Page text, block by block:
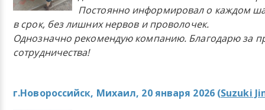
Постоянно информировал о каждом
в срок, без лишних нервов и проволочек.
Однозначно рекомендую компанию. Благодарю за
сотрудничества!
г.Новороссийск, Михаил, 20 января 2026 (Suzuki